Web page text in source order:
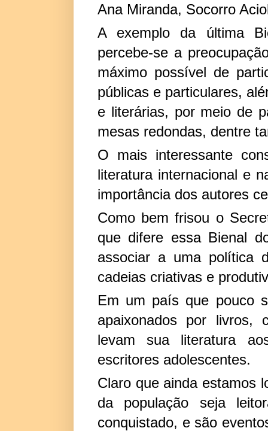
Ana Miranda, Socorro
A exemplo da última
percebe-se a
máximo possível de
públicas e particulares,
e literárias, por meio de
mesas redondas, dentre
O mais interessante
literatura internacional e
importância dos autores
Como bem frisou o
que difere essa Bienal
associar a uma política
cadeias criativas e
Em um país que pouco
apaixonados por livros,
levam sua literatura
escritores adolescentes.
Claro que ainda estamos
da população seja
conquistado, e são